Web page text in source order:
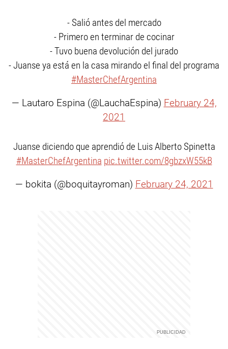
- Salió antes del mercado
- Primero en terminar de cocinar
- Tuvo buena devolución del jurado
- Juanse ya está en la casa mirando el final del programa
#MasterChefArgentina
— Lautaro Espina (@LauchaEspina) February 24,
2021
Juanse diciendo que aprendió de Luis Alberto Spinetta
#MasterChefArgentina pic.twitter.com/8gbzxW55kB
— bokita (@boquitayroman) February 24, 2021